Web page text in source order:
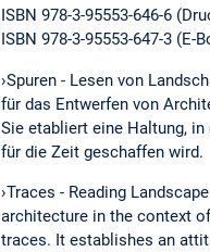
ISBN 978-3-95553-646-6
ISBN 978-3-95553-647-3 (E-
›Spuren - Lesen von
für das Entwerfen von
Sie etabliert eine Haltung,
für die Zeit geschaffen wird.
›Traces - Reading
architecture in the context
traces. It establishes an